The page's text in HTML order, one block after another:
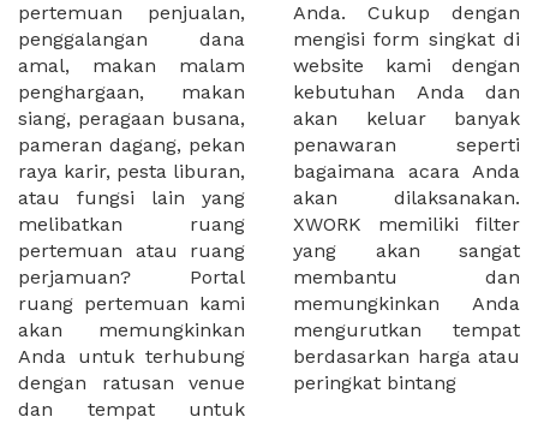
pertemuan penjualan,
penggalangan dana
amal, makan malam
penghargaan, makan
siang, peragaan busana,
pameran dagang, pekan
raya karir, pesta liburan,
atau fungsi lain yang
melibatkan ruang
pertemuan atau ruang
perjamuan? Portal
ruang pertemuan kami
akan memungkinkan
Anda untuk terhubung
dengan ratusan venue
dan tempat untuk
Anda. Cukup dengan
mengisi form singkat di
website kami dengan
kebutuhan Anda dan
akan keluar banyak
penawaran seperti
bagaimana acara Anda
akan dilaksanakan.
XWORK memiliki filter
yang akan sangat
membantu dan
memungkinkan Anda
mengurutkan tempat
berdasarkan harga atau
peringkat bintang